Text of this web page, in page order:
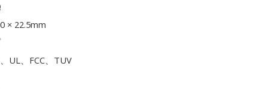
× 22.5mm
UL、FCC、TUV